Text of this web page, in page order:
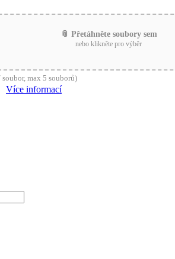
📎 Přetáhněte soubory sem
nebo klikněte pro výběr
max 5 souborů)
Více informací